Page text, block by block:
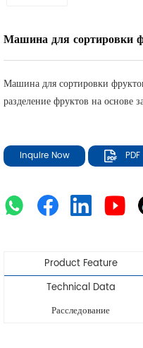
Машина для сортировки
Машина для сортировки
разделение фруктов на основе
Inquire Now PDF
Product Feature
Technical Data
Расследование